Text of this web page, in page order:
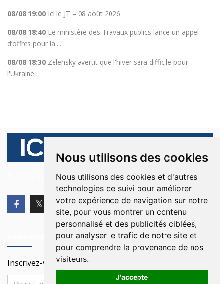
Nous utilisons des cookies
Nous utilisons des cookies et d'autres
technologies de suivi pour améliorer
votre expérience de navigation sur notre
site, pour vous montrer un contenu
personnalisé et des publicités ciblées,
pour analyser le trafic de notre site et
pour comprendre la provenance de nos
visiteurs.
J'accepte
08/08 19:00 Ici le JT – 08 août 2026
08/08 18:40 Le ministère des Travaux publics lance un appel
d’offres pour la ...
08/08 18:30 Zelensky avertit que l'hiver sera difficile pour
l'Ukraine
© 2026 Ici Beyrouth. Tous les droits sont réservés.
Inscrivez-vous à notre Newsletter